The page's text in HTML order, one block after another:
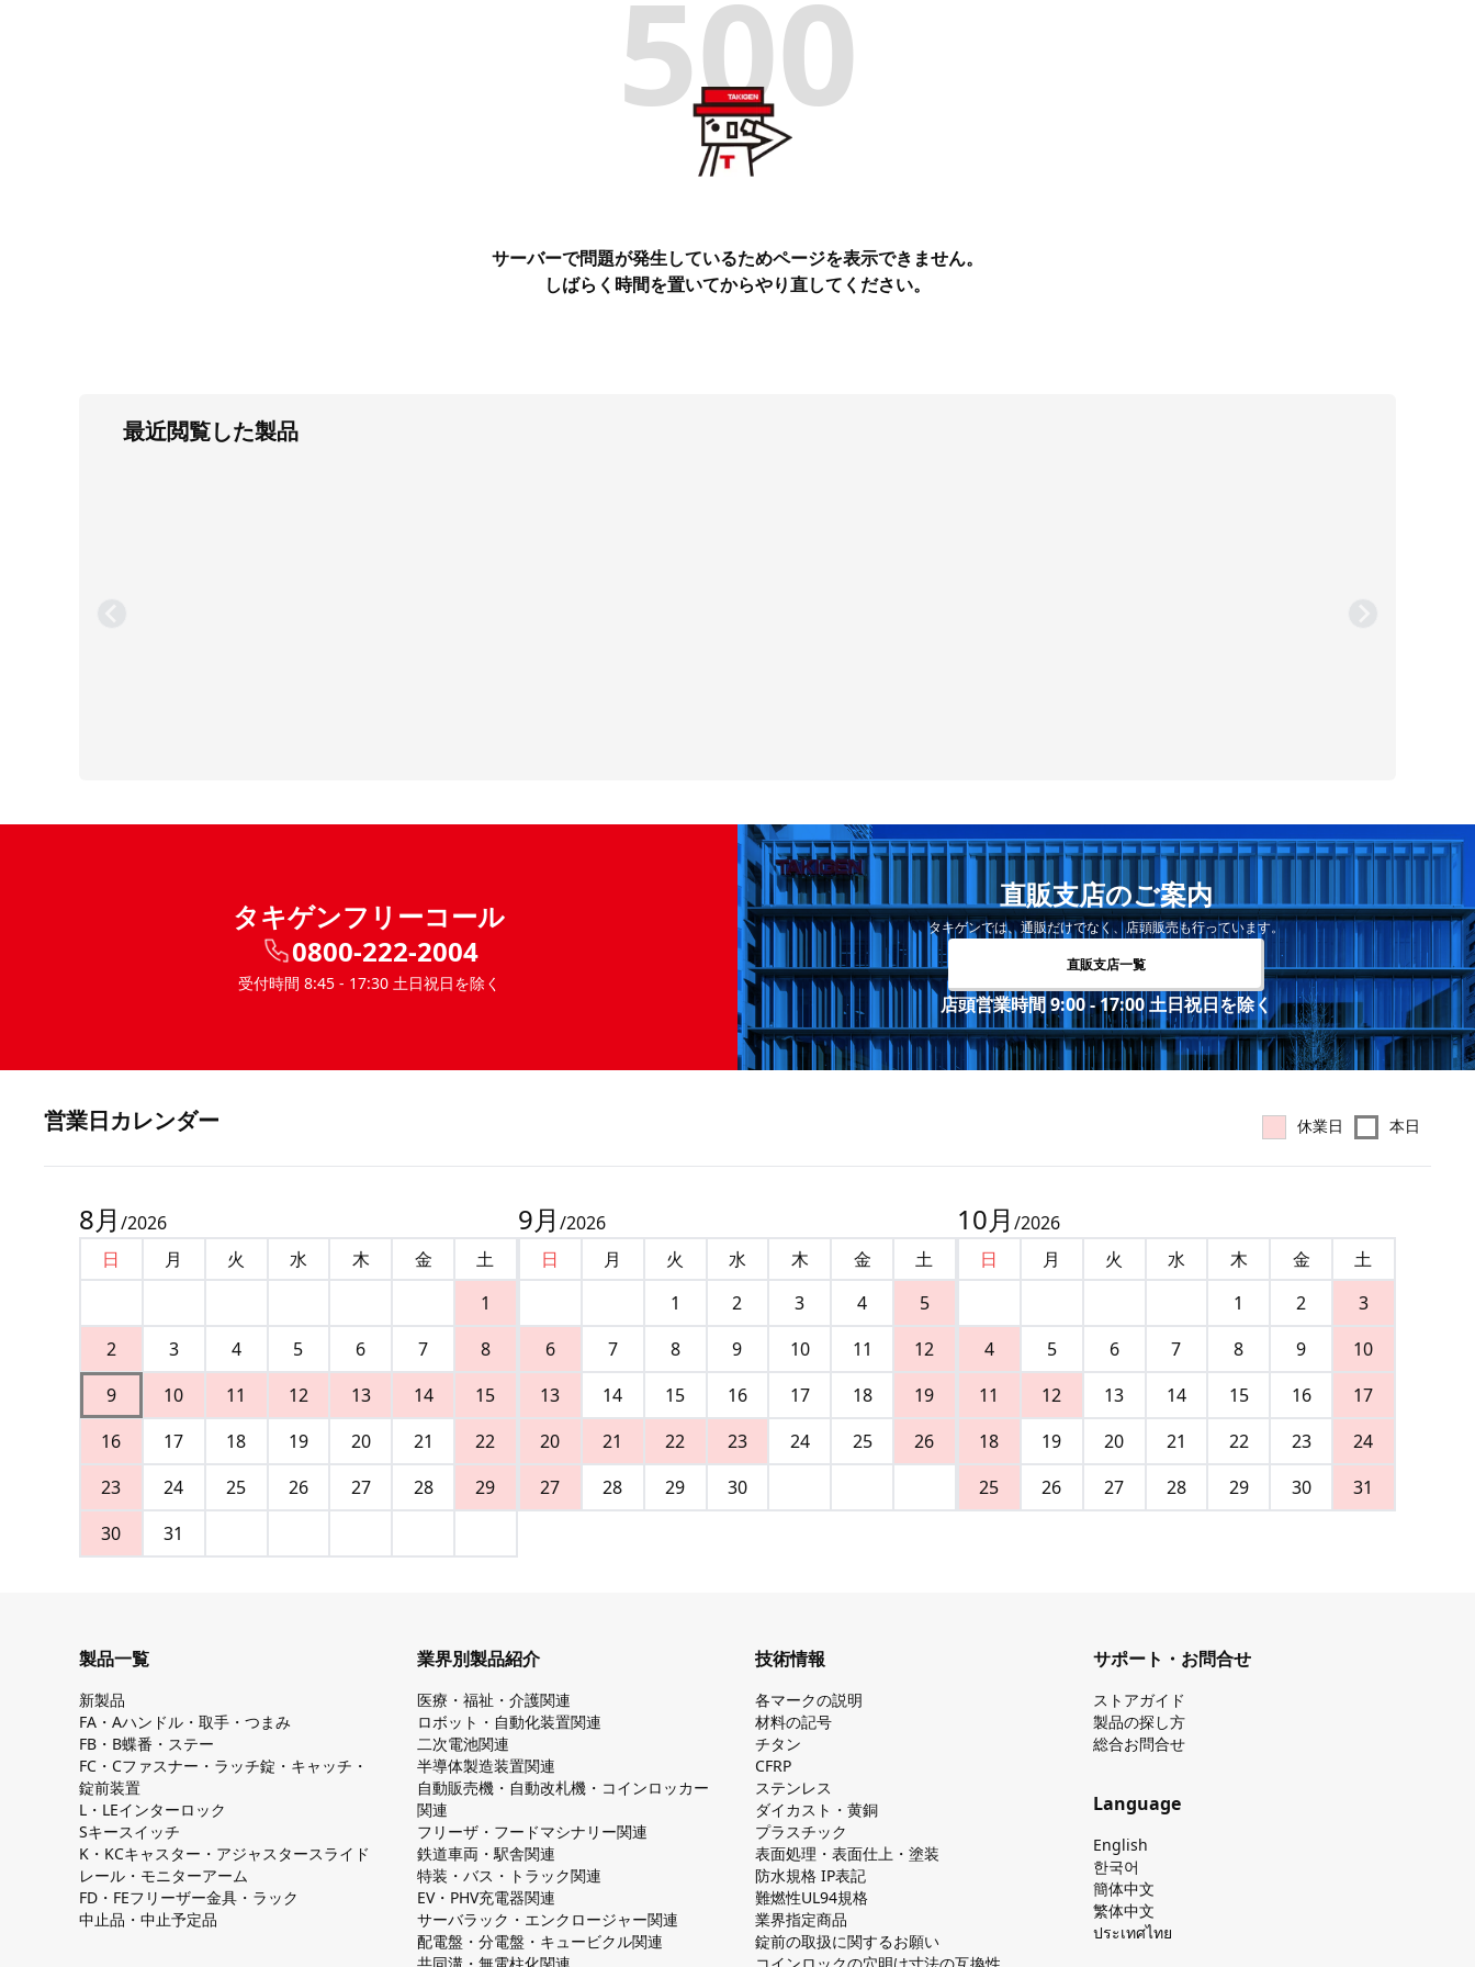
500
サーバーで問題が発生しているためページを表示できません。
しばらく時間を置いてからやり直してください。
最近閲覧した製品
タキゲンフリーコール
0800-222-2004
受付時間 8:45 - 17:30 土日祝日を除く
直販支店のご案内
タキゲンでは、通販だけでなく、店頭販売も行っています。
直販支店一覧
店頭営業時間 9:00 - 17:00 土日祝日を除く
営業⽇カレンダー 休業日 本日
8月 /2026
日
月 火 水 木 金
土
1
2
3 4 5 6 7
8
9
10 11 12 13 14
15
16
17 18 19 20 21
22
23
24 25 26 27 28
29
30
31
9月 /2026
日
月 火 水 木 金
土
1
2 3 4
5
6
7 8 9 10 11
12
13
14 15 16 17 18
19
20
21 22 23 24 25
26
27
28 29 30
10月 /2026
日
月 火 水 木 金
土
1
2
3
4
5 6 7 8 9
10
11
12 13 14 15 16
17
18
19 20 21 22 23
24
25
26 27 28 29 30 31
製品一覧
新製品
FA・Aハンドル・取手・つまみ
FB・B蝶番・ステー
FC・Cファスナー・ラッチ錠・キャッチ・
錠前装置
L・LEインターロック
Sキースイッチ
K・KCキャスター・アジャスタースライド
レール・モニターアーム
FD・FEフリーザー金具・ラック
中止品・中止予定品
業界別製品紹介
医療・福祉・介護関連
ロボット・自動化装置関連
二次電池関連
半導体製造装置関連
自動販売機・自動改札機・コインロッカー
関連
フリーザ・フードマシナリー関連
鉄道車両・駅舎関連
特装・バス・トラック関連
EV・PHV充電器関連
サーバラック・エンクロージャー関連
配電盤・分電盤・キュービクル関連
技術情報
各マークの説明
材料の記号
チタン
CFRP
ステンレス
ダイカスト・⻩銅
プラスチック
表面処理・表面仕上・塗装
防⽔規格 IP表記
難燃性UL94規格
業界指定商品
錠前の取扱に関するお願い
サポート・お問合せ
ストアガイド
製品の探し⽅
総合お問合せ
Language
English
한국어
簡体中文
繁体中文
ประเทศไทย